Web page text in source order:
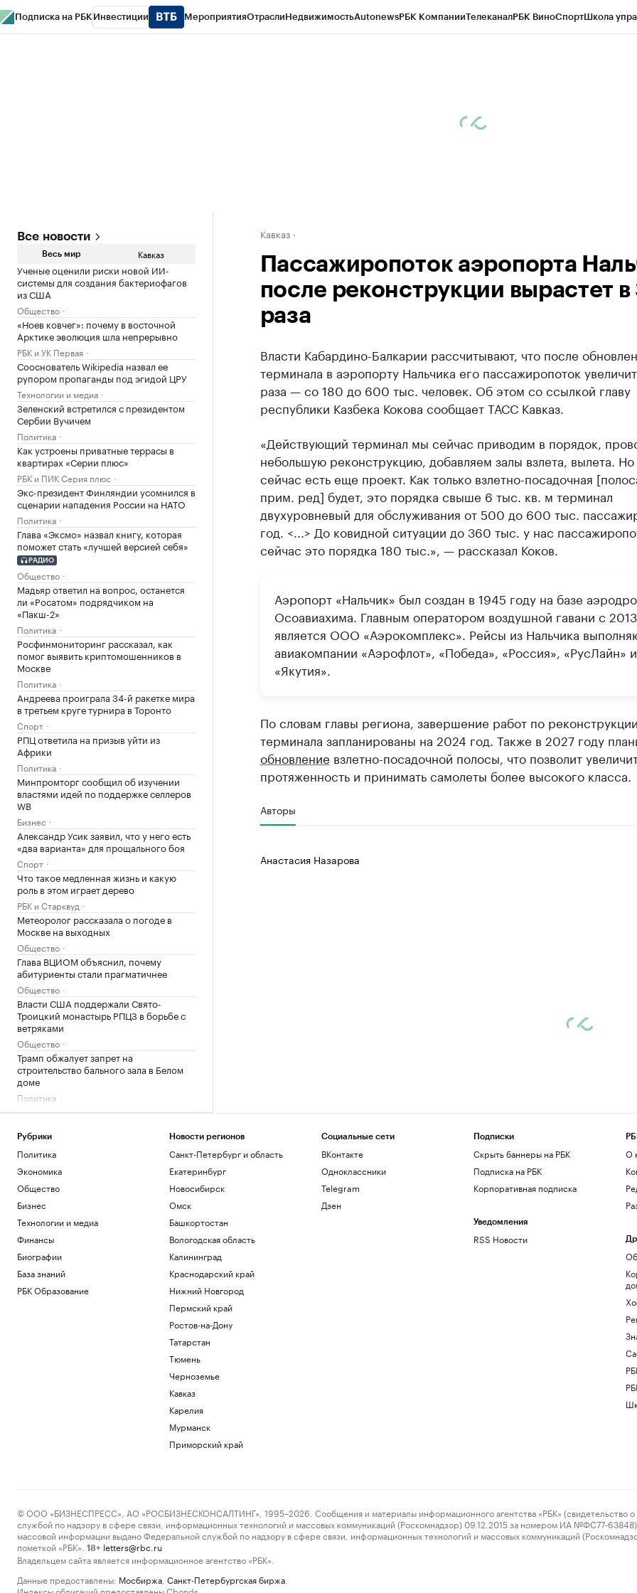
Подписка на РБК Инвестиции МероприятияОтраслиНедвижимостьAutonewsРБК КомпанииТелеканалРБК ВиноСпортШкола
Все новости
Весь мир Кавказ
Ученые оценили риски новой ИИ-
системы для создания бактериофагов
из США
Общество
«Ноев ковчег»: почему в восточной
Арктике эволюция шла непрерывно
РБК и УК Первая
Сооснователь Wikipedia назвал ее
рупором пропаганды под эгидой ЦРУ
Технологии и медиа
Зеленский встретился с президентом
Сербии Вучичем
Политика
Как устроены приватные террасы в
квартирах «Серии плюс»
РБК и ПИК Серия плюс
Экс-президент Финляндии усомнился в
сценарии нападения России на НАТО
Политика
Глава «Эксмо» назвал книгу, которая
поможет стать «лучшей версией себя»
РАДИО
Общество
Мадьяр ответил на вопрос, останется
ли «Росатом» подрядчиком на
«Пакш-2»
Политика
Росфинмониторинг рассказал, как
помог выявить криптомошенников в
Москве
Политика
Андреева проиграла 34-й ракетке мира
в третьем круге турнира в Торонто
Спорт
РПЦ ответила на призыв уйти из
Африки
Политика
Минпромторг сообщил об изучении
властями идей по поддержке селлеров
WB
Бизнес
Александр Усик заявил, что у него есть
«два варианта» для прощального боя
Спорт
Что такое медленная жизнь и какую
роль в этом играет дерево
РБК и Старквуд
Метеоролог рассказала о погоде в
Москве на выходных
Общество
Глава ВЦИОМ объяснил, почему
абитуриенты стали прагматичнее
Общество
Власти США поддержали Свято-
Троицкий монастырь РПЦЗ в борьбе с
ветряками
Общество
Трамп обжалует запрет на
строительство бального зала в Белом
доме
Политика
Как выглядит портрет абитуриента в
Общество
В США рассказали, как помогли
Украину
Политика
Кавказ
Пассажиропоток аэропорта
после реконструкции вырастет в
раза
Власти Кабардино-Балкарии рассчитывают, что после
терминала в аэропорту Нальчика его пассажиропоток
раза — со 180 до 600 тыс. человек. Об этом со ссылкой главу
республики Казбека Кокова сообщает ТАСС Кавказ.
«Действующий терминал мы сейчас приводим в порядок,
небольшую реконструкцию, добавляем залы взлета, вылета. Но
сейчас есть еще проект. Как только взлетно-посадочная
прим. ред] будет, это порядка свыше 6 тыс. кв. м терминал
двухуровневый для обслуживания от 500 до 600 тыс.
год. <...> До ковидной ситуации до 360 тыс. у нас
сейчас это порядка 180 тыс.», — рассказал Коков.
Аэропорт «Нальчик» был создан в 1945 году на базе
Осоавиахима. Главным оператором воздушной гавани с
является ООО «Аэрокомплекс». Рейсы из Нальчика
авиакомпании «Аэрофлот», «Победа», «Россия», «РусЛайн» и
«Якутия».
По словам главы региона, завершение работ по реконструкции
терминала запланированы на 2024 год. Также в 2027 году
обновление взлетно-посадочной полосы, что позволит
протяженность и принимать самолеты более высокого класса.
Авторы
Анастасия Назарова
Рубрики
Политика
Экономика
Общество
Бизнес
Технологии и медиа
Финансы
Биографии
База знаний
РБК Образование
Новости регионов
Санкт-Петербург и область
Екатеринбург
Новосибирск
Омск
Башкортостан
Вологодская область
Калининград
Краснодарский край
Нижний Новгород
Пермский край
Ростов-на-Дону
Татарстан
Тюмень
Черноземье
Кавказ
Карелия
Мурманск
Приморский край
Социальные сети
ВКонтакте
Одноклассники
Telegram
Дзен
Подписки
Скрыть баннеры на РБК
Подписка на РБК
Корпоративная подписка
Уведомления
RSS Новости
О
© ООО «БИЗНЕСПРЕСС», АО «РОСБИЗНЕСКОНСАЛТИНГ», 1995–2026. Сообщения и материалы информационного агентства «РБК» (свидетельство о
службой по надзору в сфере связи, информационных технологий и массовых коммуникаций (Роскомнадзор) 09.12.2015 за номером ИА №ФС77-63848)
массовой информации выдано Федеральной службой по надзору в сфере связи, информационных технологий и массовых коммуникаций
пометкой «РБК».
18+ letters@rbc.ru
Владельцем сайта является информационное агентство «РБК».
Данные предоставлены: Мосбиржа Санкт-Петербургская биржа